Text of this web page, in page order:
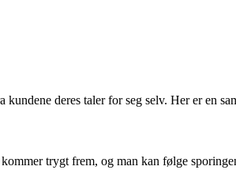
deres taler for seg selv. Her er en
trygt frem, og man kan følge